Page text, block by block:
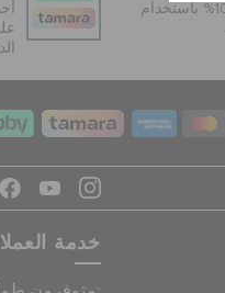
عمليات دفع آمنة 100% باستخدام
خدمة